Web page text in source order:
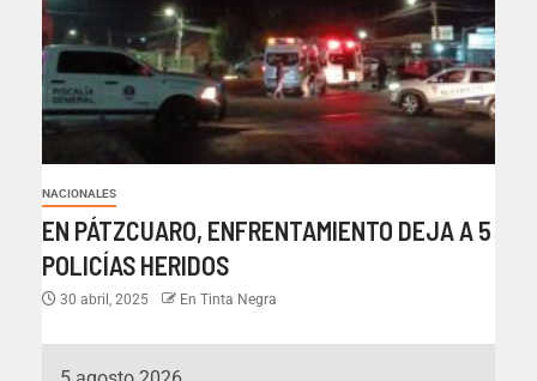
NACIONALES
EN PÁTZCUARO, ENFRENTAMIENTO DEJA A 5
POLICÍAS HERIDOS
30 abril, 2025 En Tinta Negra